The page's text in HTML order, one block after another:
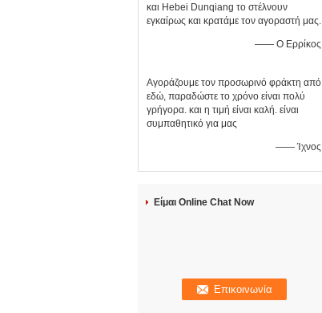
και Hebei Dunqiang το στέλνουν
εγκαίρως και κρατάμε τον αγοραστή μας.
—— Ο Ερρίκος
Αγοράζουμε τον προσωρινό φράκτη από
εδώ, παραδώστε το χρόνο είναι πολύ
γρήγορα. και η τιμή είναι καλή. είναι
συμπαθητικό για μας
—— Ίχνος
Είμαι Online Chat Now